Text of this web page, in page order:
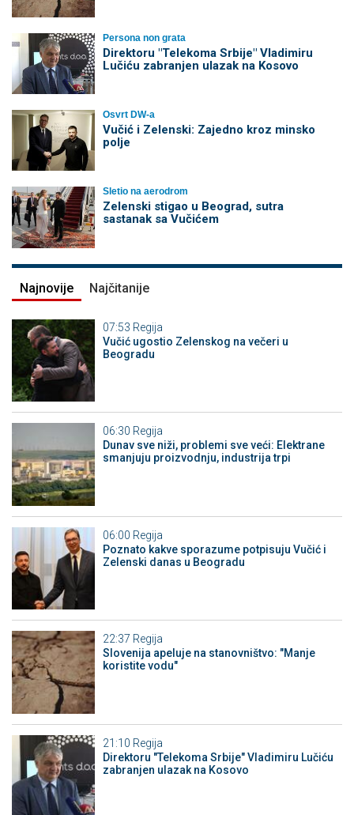
Persona non grata
Direktoru "Telekoma Srbije" Vladimiru
Lučiću zabranjen ulazak na Kosovo
Osvrt DW-a
Vučić i Zelenski: Zajedno kroz minsko
polje
Sletio na aerodrom
Zelenski stigao u Beograd, sutra
sastanak sa Vučićem
Najnovije Najčitanije
07:53 Regija
Vučić ugostio Zelenskog na večeri u
Beogradu
06:30 Regija
Dunav sve niži, problemi sve veći: Elektrane
smanjuju proizvodnju, industrija trpi
06:00 Regija
Poznato kakve sporazume potpisuju Vučić i
Zelenski danas u Beogradu
22:37 Regija
Slovenija apeluje na stanovništvo: "Manje
koristite vodu"
21:10 Regija
Direktoru "Telekoma Srbije" Vladimiru Lučiću
zabranjen ulazak na Kosovo